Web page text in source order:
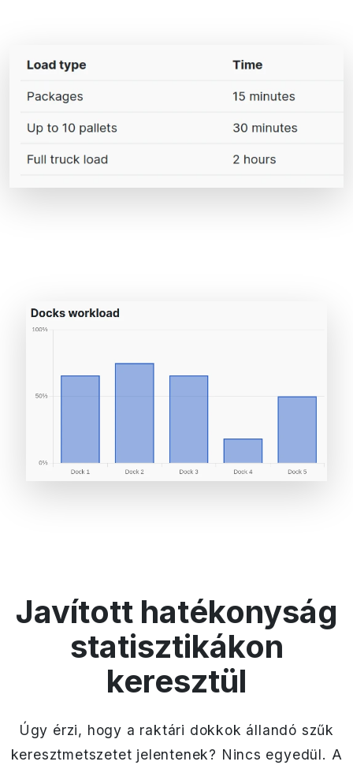
Javított hatékonyság
statisztikákon
keresztül
Úgy érzi, hogy a raktári dokkok állandó szűk
keresztmetszetet jelentenek? Nincs egyedül. A